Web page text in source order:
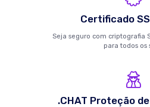
Certificado
Seja seguro com criptografia
para todos os
.CHAT Proteção